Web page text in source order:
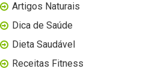
Artigos Naturais
Dica de Saúde
Dieta Saudável
Receitas Fitness